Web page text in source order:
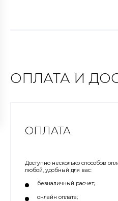
ОПЛАТА И
ОПЛАТА
Доступно несколько способов
любой, удобный для вас:
безналичный расчет;
онлайн оплата;